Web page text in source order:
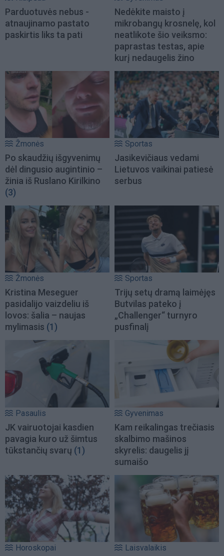
Parduotuvės nebus -
atnaujinamo pastato
paskirtis liks ta pati
Nedėkite maisto į
mikrobangų krosnelę, kol
neatlikote šio veiksmo:
paprastas testas, apie
kurį nedaugelis žino
Žmonės
Po skaudžių išgyvenimų
dėl dingusio augintinio –
žinia iš Ruslano Kirilkino
(3)
Sportas
Jasikevičiaus vedami
Lietuvos vaikinai patiesė
serbus
Žmonės
Kristina Meseguer
pasidalijo vaizdeliu iš
lovos: šalia – naujas
mylimasis (1)
Sportas
Trijų setų dramą laimėjęs
Butvilas pateko į
„Challenger“ turnyro
pusfinalį
Pasaulis
JK vairuotojai kasdien
pavagia kuro už šimtus
tūkstančių svarų (1)
Gyvenimas
Kam reikalingas trečiasis
skalbimo mašinos
skyrelis: daugelis jį
sumaišo
Horoskopai Laisvalaikis